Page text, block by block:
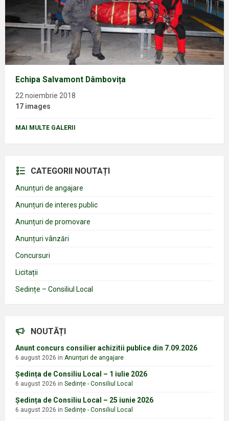
Echipa Salvamont Dâmbovița
22 noiembrie 2018
17 images
MAI MULTE GALERII
CATEGORII NOUTAȚI
Anunțuri de angajare
Anunțuri de interes public
Anunțuri de promovare
Anunțuri vânzări
Concursuri
Licitații
Sedințe – Consiliul Local
NOUTĂȚI
Anunt concurs consilier achizitii publice din 7.09.2026
6 august 2026 in Anunțuri de angajare
Ședința de Consiliu Local – 1 iulie 2026
6 august 2026 in Sedințe - Consiliul Local
Ședința de Consiliu Local – 25 iunie 2026
6 august 2026 in Sedințe - Consiliul Local